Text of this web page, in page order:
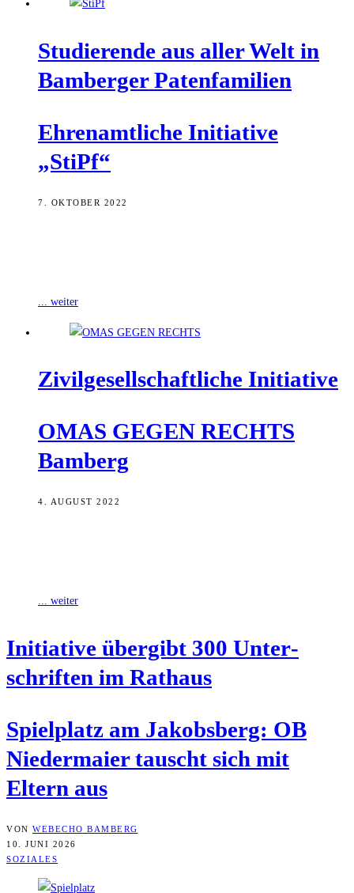
Stu­die­ren­de aus aller Welt in
Bam­ber­ger Patenfamilien
Ehren­amt­li­che Initia­ti­ve
„StiPf“
7. OKTOBER 2022
... weiter
Zivil­ge­sell­schaft­li­che Initiative
OMAS GEGEN RECHTS
Bamberg
4. AUGUST 2022
... weiter
Initia­ti­ve über­gibt 300 Unter­
schrif­ten im Rathaus
Spiel­platz am Jakobs­berg: OB
Nie­der­mai­er tauscht sich mit
Eltern aus
VON WEBECHO BAMBERG
10. JUNI 2026
SOZIALES